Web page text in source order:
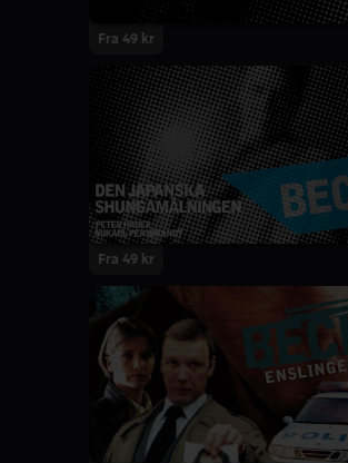
Fra 49 kr
Fra 49 kr